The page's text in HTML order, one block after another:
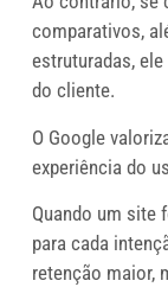
comparativos,
estruturadas,
do cliente.
O Google
experiência do
Quando um site
para cada
retenção maior,